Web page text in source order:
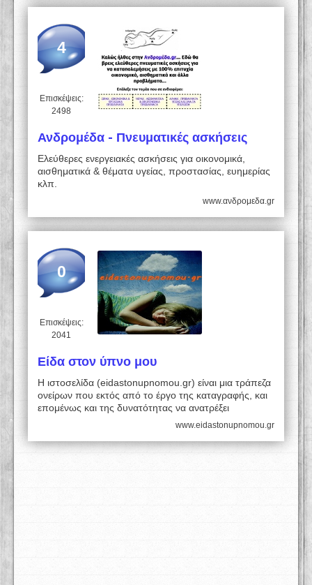
4
Επισκέψεις:
2498
Ανδρομέδα - Πνευματικές ασκήσεις
Ελεύθερες ενεργειακές ασκήσεις για οικονομικά,
αισθηματικά & θέματα υγείας, προστασίας, ευημερίας
κλπ.
www.ανδρομεδα.gr
0
Επισκέψεις:
2041
Είδα στον ύπνο μου
Η ιστοσελίδα (eidastonupnomou.gr) είναι μια τράπεζα
ονείρων που εκτός από το έργο της καταγραφής, και
επομένως και της δυνατότητας να ανατρέξει
www.eidastonupnomou.gr